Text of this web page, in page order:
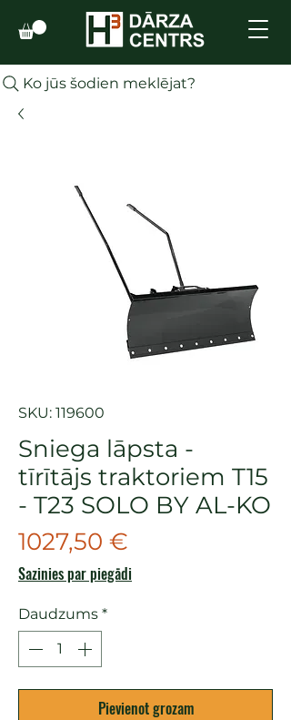
Ko jūs šodien meklējat?
SKU: 119600
Sniega lāpsta -
tīrītājs traktoriem T15
- T23 SOLO BY AL-KO
1027,50 €
Sazinies par piegādi
Daudzums *
Pievienot grozam